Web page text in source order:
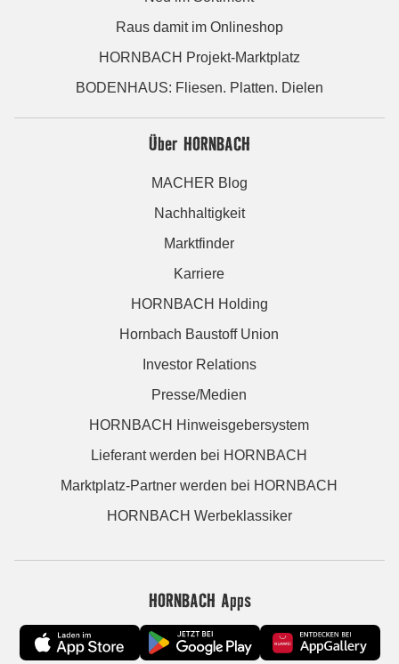
Raus damit im Onlineshop
HORNBACH Projekt-Marktplatz
BODENHAUS: Fliesen. Platten. Dielen
Über HORNBACH
MACHER Blog
Nachhaltigkeit
Marktfinder
Karriere
HORNBACH Holding
Hornbach Baustoff Union
Investor Relations
Presse/Medien
HORNBACH Hinweisgebersystem
Lieferant werden bei HORNBACH
Marktplatz-Partner werden bei HORNBACH
HORNBACH Werbeklassiker
HORNBACH Apps